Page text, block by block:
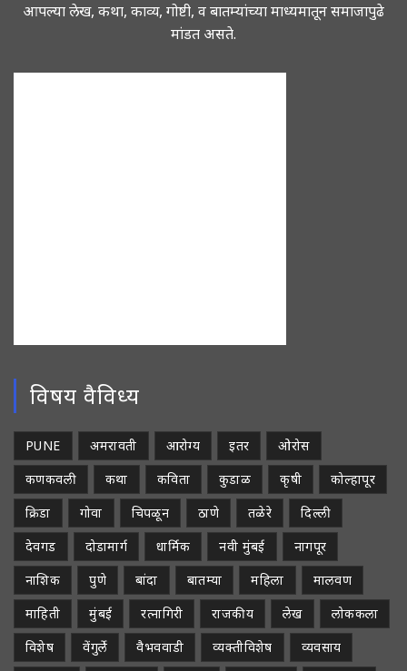
आपल्या लेख, कथा, काव्य, गोष्टी, व बातम्यांच्या माध्यमातून समाजापुढे
मांडत असते.
विषय वैविध्य
PUNE अमरावती आरोग्य इतर
ओरोस
कणकवली
कथा कविता कुडाळ कृषी
कोल्हापूर
क्रिडा
गोवा चिपळून ठाणे तळेरे
दिल्ली
देवगड
दोडामार्ग धार्मिक नवी मुंबई
नागपूर
नाशिक
पुणे बांदा बातम्या महिला
मालवण
माहिती
मुंबई रत्नागिरी राजकीय लेख
लोककला
विशेष
वेंगुर्ले वैभववाडी व्यक्तीविशेष
व्यवसाय